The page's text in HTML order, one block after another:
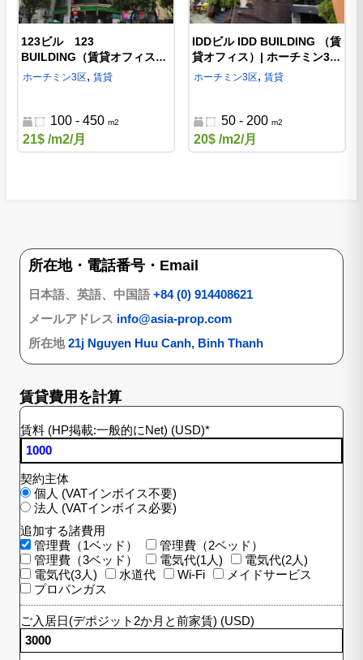
123ビル 123
BUILDING（賃貸オフィス）|
ホーチミン3区のオフィス
ホーチミン3区, 賃貸
100 - 450 m2
21$ /m2/月
IDDビル IDD BUILDING （賃
貸オフィス）| ホーチミン3区
のオフィス
ホーチミン3区, 賃貸
50 - 200 m2
20$ /m2/月
所在地・電話番号・Email
日本語、英語、中国語 +84 (0) 914408621
メールアドレス info@asia-prop.com
所在地21j Nguyen Huu Canh, Binh Thanh
賃貸費用を計算
賃料 (HP掲載:一般的にNet) (USD)*
契約主体
個人 (VATインボイス不要)
法人 (VATインボイス必要)
追加する諸費用
管理費（1ベッド）
管理費（2ベッド）
管理費（3ベッド）
電気代(1人)
電気代(2人)
電気代(3人)
水道代 Wi-Fi
メイドサービス
プロパンガス
ご入居日(デポジット2か月と前家賃) (USD)